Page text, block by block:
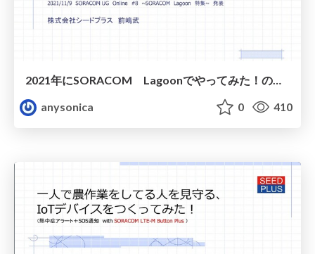
anysonica
0 410